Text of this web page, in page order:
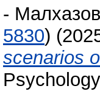
-
5830)
scenarios